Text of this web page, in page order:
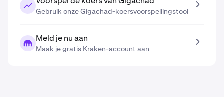
Gebruik onze Gigachad-koersvoorspellingstool
Meld je nu aan
Maak je gratis Kraken-account aan